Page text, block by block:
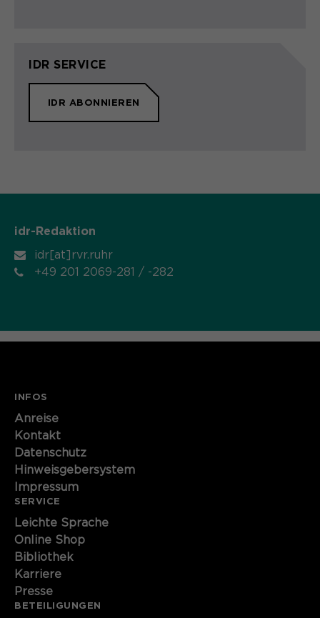
IDR SERVICE
IDR ABONNIEREN
idr-Redaktion
idr[at]rvr.ruhr
+49 201 2069-281 / -282
INFOS
Anreise
Kontakt
Datenschutz
Hinweisgebersystem
Impressum
SERVICE
Leichte Sprache
Online Shop
Bibliothek
Karriere
Presse
BETEILIGUNGEN